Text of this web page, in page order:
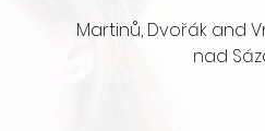
Martinů, Dvořák and
nad